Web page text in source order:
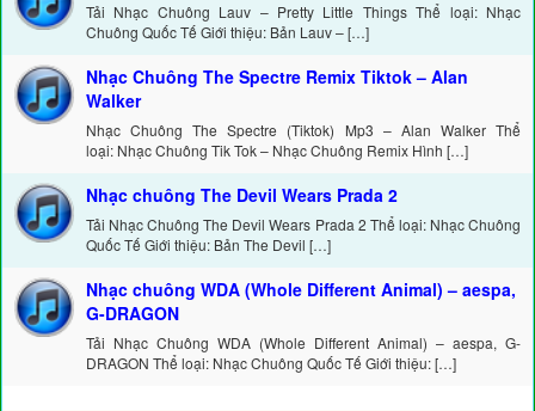
Tải Nhạc Chuông Lauv – Pretty Little Things Thể loại: Nhạc
Chuông Quốc Tế Giới thiệu: Bản Lauv – […]
Nhạc Chuông The Spectre Remix Tiktok – Alan
Walker
Nhạc Chuông The Spectre (Tiktok) Mp3 – Alan Walker Thể
loại: Nhạc Chuông Tik Tok – Nhạc Chuông Remix Hình […]
Nhạc chuông The Devil Wears Prada 2
Tải Nhạc Chuông The Devil Wears Prada 2 Thể loại: Nhạc Chuông
Quốc Tế Giới thiệu: Bản The Devil […]
Nhạc chuông WDA (Whole Different Animal) – aespa,
G-DRAGON
Tải Nhạc Chuông WDA (Whole Different Animal) – aespa, G-
DRAGON Thể loại: Nhạc Chuông Quốc Tế Giới thiệu: […]